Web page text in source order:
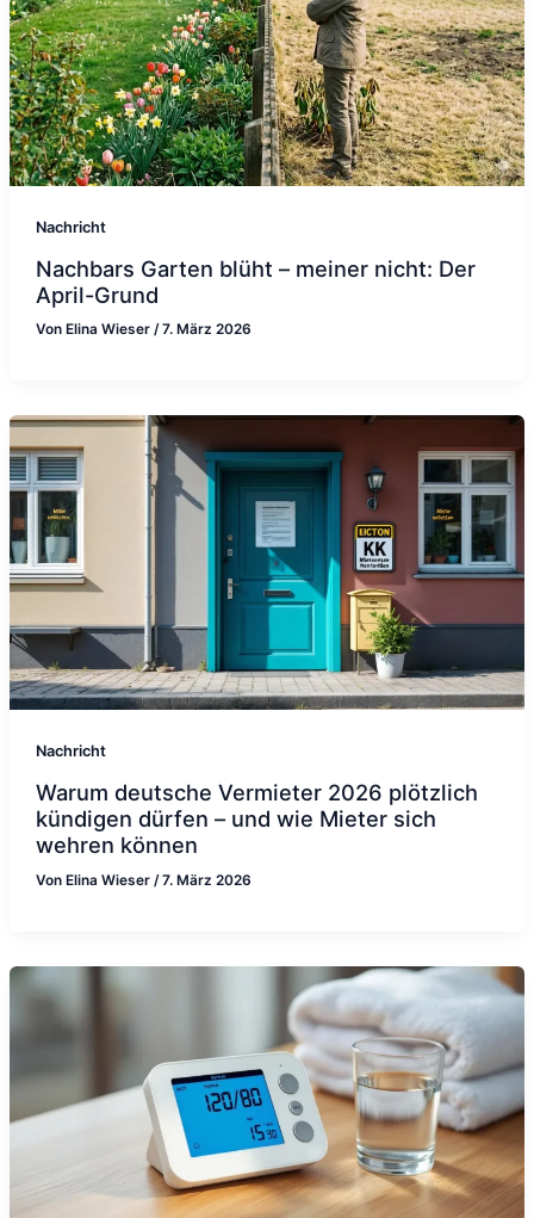
Nachricht
Nachbars Garten blüht – meiner nicht: Der
April-Grund
Von Elina Wieser /7. März 2026
Nachricht
Warum deutsche Vermieter 2026 plötzlich
kündigen dürfen – und wie Mieter sich
wehren können
Von Elina Wieser /7. März 2026